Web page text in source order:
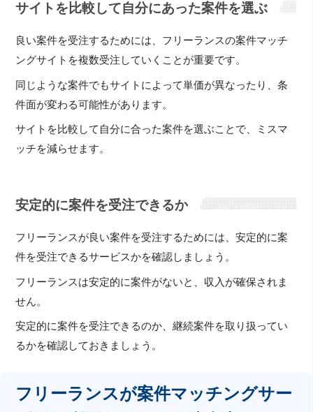
サイトを比較して自分にあった案件を選ぶ
良い案件を受注するためには、フリーランスの案件マッチ
ングサイトを複数受注していくことが重要です。
同じような案件でもサイトによって単価が異なったり、条
件面が変わる可能性があります。
サイトを比較して自分に合った案件を選ぶことで、ミスマ
ッチを減らせます。
安定的に案件を受注できるか
フリーランスが良い案件を受注するためには、安定的に案
件を受注できるサービスかを確認しましょう。
フリーランスは安定的に案件がないと、収入が確保されま
せん。
安定的に案件を受注できるのか、継続案件を取り扱ってい
るかを確認しておきましょう。
フリーランスが案件マッチングサー